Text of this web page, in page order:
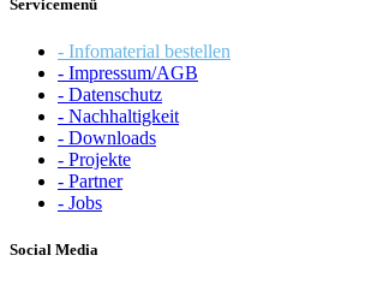
Servicemenü
- Infomaterial bestellen
- Impressum/AGB
- Datenschutz
- Nachhaltigkeit
- Downloads
- Projekte
- Partner
- Jobs
Social Media